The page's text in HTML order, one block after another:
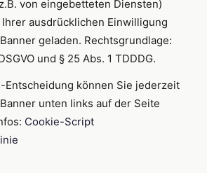
von eingebetteten Diensten)
ausdrücklichen Einwilligung
geladen. Rechtsgrundlage:
und § 25 Abs. 1 TDDDG.
Entscheidung können Sie jederzeit
unten links auf der Seite
Cookie-Script